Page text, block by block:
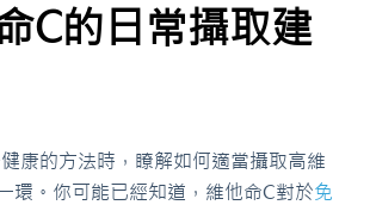
C的日常攝取建
康的方法時，瞭解如何適當攝取高維
環。你可能已經知道，維他命C對於免